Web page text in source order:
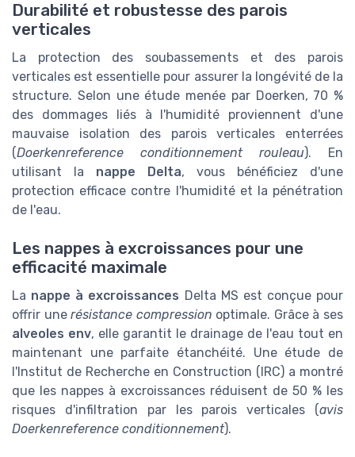
Durabilité et robustesse des parois
verticales
La protection des soubassements et des parois
verticales est essentielle pour assurer la longévité de la
structure. Selon une étude menée par Doerken, 70 %
des dommages liés à l'humidité proviennent d'une
mauvaise isolation des parois verticales enterrées
(Doerkenreference conditionnement rouleau). En
utilisant la nappe Delta, vous bénéficiez d'une
protection efficace contre l'humidité et la pénétration
de l'eau.
Les nappes à excroissances pour une
efficacité maximale
La nappe à excroissances Delta MS est conçue pour
offrir unerésistance compression optimale. Grâce à ses
alveoles env, elle garantit le drainage de l'eau tout en
maintenant une parfaite étanchéité. Une étude de
l'Institut de Recherche en Construction (IRC) a montré
que les nappes à excroissances réduisent de 50 % les
risques d'infiltration par les parois verticales (avis
Doerkenreference conditionnement).